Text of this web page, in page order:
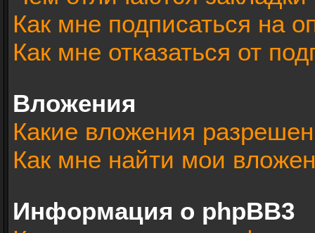
Как мне подписаться на
Как мне отказаться от
Вложения
Какие вложения
Как мне найти мои
Информация о phpBB3